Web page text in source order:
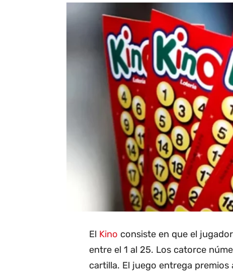
El Kino consiste en que el
entre el 1 al 25. Los catorce
cartilla. El juego entrega premios